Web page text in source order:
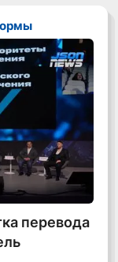
перевода